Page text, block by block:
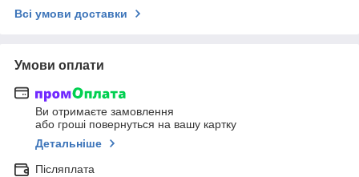
Всі умови доставки
Умови оплати
Ви отримаєте замовлення
або гроші повернуться на вашу картку
Детальніше
Післяплата